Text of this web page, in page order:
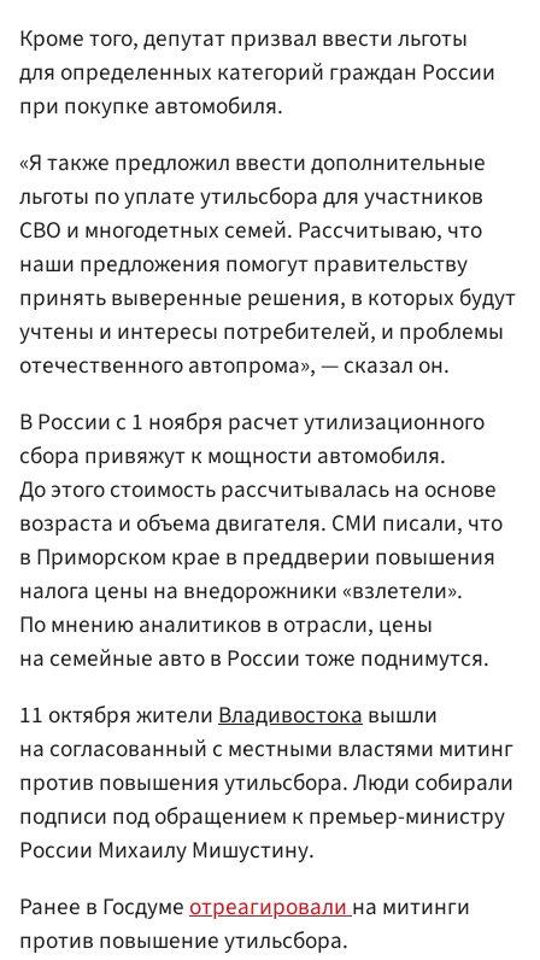
Кроме того, депутат призвал ввести льготы
для определенных категорий граждан России
при покупке автомобиля.
«Я также предложил ввести дополнительные
льготы по уплате утильсбора для участников
СВО и многодетных семей. Рассчитываю, что
наши предложения помогут правительству
принять выверенные решения, в которых будут
учтены и интересы потребителей, и проблемы
отечественного автопрома», — сказал он.
В России с 1 ноября расчет утилизационного
сбора привяжут к мощности автомобиля.
До этого стоимость рассчитывалась на основе
возраста и объема двигателя. СМИ писали, что
в Приморском крае в преддверии повышения
налога цены на внедорожники «взлетели».
По мнению аналитиков в отрасли, цены
на семейные авто в России тоже поднимутся.
11 октября жителиВладивостокавышли
на согласованный с местными властями митинг
против повышения утильсбора. Люди собирали
подписи под обращением к премьер-министру
России Михаилу Мишустину.
Ранее в Госдумеотреагировалина митинги
против повышение утильсбора.